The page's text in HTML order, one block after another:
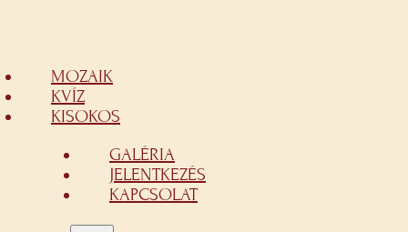
MOZAIK
KVÍZ
KISOKOS
GALÉRIA
JELENTKEZÉS
KAPCSOLAT